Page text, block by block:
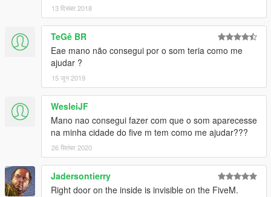
13 दिसंबर 2018
TeGê BR
Eae mano não consegui por o som teria como me
ajudar ?
15 जून 2019
WesleiJF
Mano nao consegui fazer com que o som aparecesse
na minha cidade do five m tem como me ajudar???
26 सितंबर 2020
Jadersontierry
Right door on the inside is invisible on the FiveM.